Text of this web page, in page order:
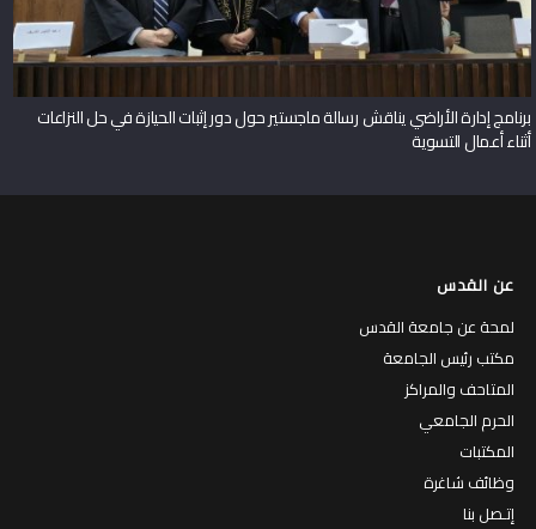
برنامج إدارة الأراضي يناقش رسالة ماجستير حول دور إثبات الحيازة في حل النزاعات
أثناء أعمال التسوية
عن القدس
لمحة عن جامعة القدس
مكتب رئيس الجامعة
المتاحف والمراكز
الحرم الجامعي
المكتبات
وظائف شاغرة
إتـصل بنا